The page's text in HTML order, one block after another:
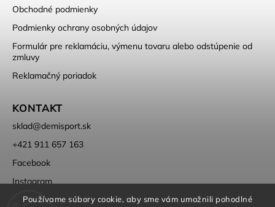
Používame súbory cookie, aby sme vám umožnili pohodlné
Obchodné podmienky
Podmienky ochrany osobných údajov
Formulár pre reklamáciu, výmenu tovaru alebo odstúpenie od
zmluvy
Reklamačný poriadok
KONTAKT
sklad@demisport.sk
+421 911 657 163
Facebook
Instagram